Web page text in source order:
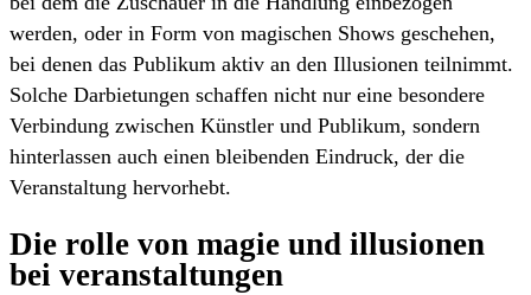
werden, oder in Form von magischen Shows geschehen,
bei denen das Publikum aktiv an den Illusionen teilnimmt.
Solche Darbietungen schaffen nicht nur eine besondere
Verbindung zwischen Künstler und Publikum, sondern
hinterlassen auch einen bleibenden Eindruck, der die
Veranstaltung hervorhebt.
Die rolle von magie und illusionen
bei veranstaltungen